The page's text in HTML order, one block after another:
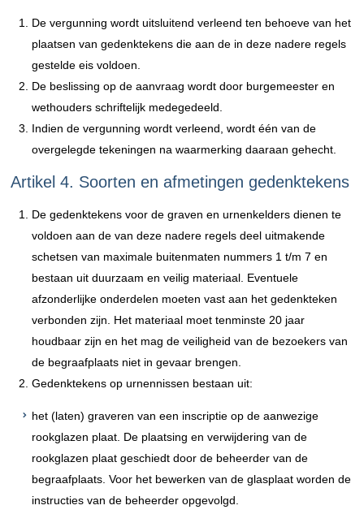
De vergunning wordt uitsluitend verleend ten behoeve van het
plaatsen van gedenktekens die aan de in deze nadere regels
gestelde eis voldoen.
De beslissing op de aanvraag wordt door burgemeester en
wethouders schriftelijk medegedeeld.
Indien de vergunning wordt verleend, wordt één van de
overgelegde tekeningen na waarmerking daaraan gehecht.
Artikel 4. Soorten en afmetingen gedenktekens
De gedenktekens voor de graven en urnenkelders dienen te
voldoen aan de van deze nadere regels deel uitmakende
schetsen van maximale buitenmaten nummers 1 t/m 7 en
bestaan uit duurzaam en veilig materiaal. Eventuele
afzonderlijke onderdelen moeten vast aan het gedenkteken
verbonden zijn. Het materiaal moet tenminste 20 jaar
houdbaar zijn en het mag de veiligheid van de bezoekers van
de begraafplaats niet in gevaar brengen.
Gedenktekens op urnennissen bestaan uit:
het (laten) graveren van een inscriptie op de aanwezige
rookglazen plaat. De plaatsing en verwijdering van de
rookglazen plaat geschiedt door de beheerder van de
begraafplaats. Voor het bewerken van de glasplaat worden de
instructies van de beheerder opgevolgd.